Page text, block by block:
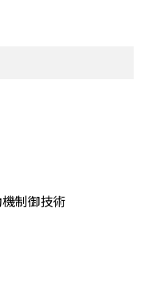
制御技術